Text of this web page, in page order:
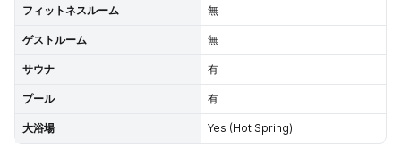
フィットネスルーム 無
ゲストルーム 無
サウナ 有
プール 有
大浴場 Yes (Hot Spring)